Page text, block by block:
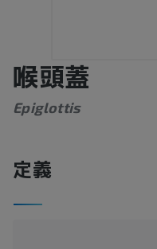
喉頭蓋
Epiglottis
定義